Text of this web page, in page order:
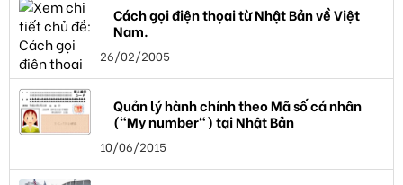
Cách gọi điện thọai từ Nhật Bản về Việt
Nam.
26/02/2005
Quản lý hành chính theo Mã số cá nhân
("My number") tại Nhật Bản
10/06/2015